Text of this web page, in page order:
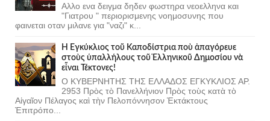
Αλλο ενα δειγμα δηδεν φωστηρα νεοελληνα και
"Γιατρου " περιορισμενης νοημοσυνης που
φαινεται οταν μιλανε για "ναζι" κ...
Ἡ Ἐγκύκλιος τοῦ Καποδίστρια ποὺ ἀπαγόρευε
στοὺς ὑπαλλήλους τοῦ Ἑλληνικοῦ Δημοσίου νὰ
εἶναι Τέκτονες!
Ο ΚΥΒΕΡΝΗΤΗΣ ΤΗΣ ΕΛΛΑΔΟΣ ΕΓΚΥΚΛΙΟΣ ΑΡ.
2953 Πρὸς τὸ Πανελλήνιον Πρὸς τοὺς κατὰ τὸ
Αἰγαῖον Πέλαγος καὶ τὴν Πελοπόννησον Ἐκτάκτους
Ἐπιτρόπο...